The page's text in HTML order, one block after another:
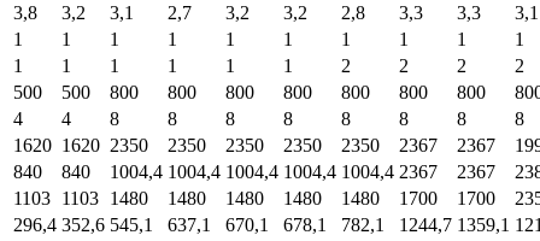
3,8
3,2 3,1 2,7 3,2 3,2 2,8 3,3 3,3
3,1
1
1 1 1 1 1 1 1 1
1
1
1 1 1 1 1 2 2 2
2
500
500 800 800 800 800 800 800 800
4
4 8 8 8 8 8 8 8
8
1620 1620 2350 2350 2350 2350 2350 2367 2367
840
840 1004,4 1004,4 1004,4 1004,4 1004,4 2367 2367
1103 1103 1480 1480 1480 1480 1480 1700 1700
296,4 352,6 545,1 637,1 670,1 678,1 782,1 1244,7 1359,1